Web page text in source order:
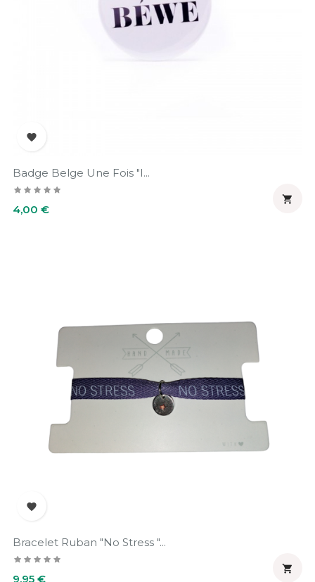

Badge Belge Une Fois "I...
Prix
4,00 €


Bracelet Ruban "No Stress "...
Prix
9,95 €
